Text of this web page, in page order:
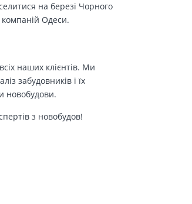
на березі Чорного
Одеси.
наших клієнтів. Ми
забудовників і їх
новобудови.
з новобудов!